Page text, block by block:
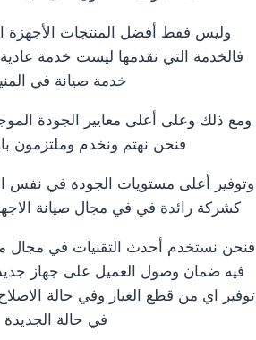
وليس فقط أفضل المنتجات الأجهزة
فالخدمة التي نقدمها ليست خدمة
خدمة صيانة في
ومع ذلك وعلى أعلى معايير الجودة
فنحن نهتم ونخدم وملتزمون
وتوفير أعلى مستويات الجودة في نفس
كشركة رائدة في في مجال صيانة
فنحن نستخدم أحدث التقنيات في مجال
فيه ضمان وصول العميل على جهاز
توفير اي من قطع الغيار وفي حالة
في حالة الجديدة